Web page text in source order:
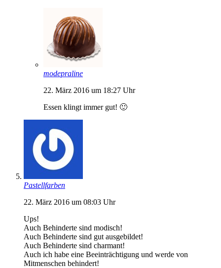
modepraline
22. März 2016 um 18:27 Uhr
Essen klingt immer gut! 🙂
Pastellfarben
22. März 2016 um 08:03 Uhr
Ups!
Auch Behinderte sind modisch!
Auch Behinderte sind gut ausgebildet!
Auch Behinderte sind charmant!
Auch ich habe eine Beeinträchtigung und werde von
Mitmenschen behindert!